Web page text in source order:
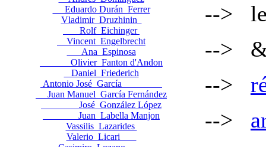
Eduardo Durán Ferrer
Vladimir Druzhinin
Rolf Eichinger
Vincent Engelbrecht
Ana Espinosa
Olivier Fanton d'Andon
Daniel Friederich
Antonio José García
Juan Manuel García Fernández
José González López
Juan Labella Manjon
Vassilis Lazarides
Valerio Licari
-->
-->
-->
-->